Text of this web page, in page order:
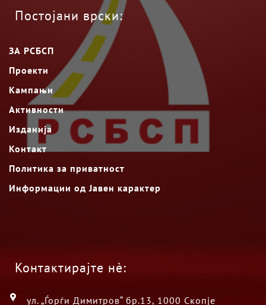
Постојани врски:
ЗА РСБСП
Проекти
Кампањи
Активности
Изданија
Контакт
Политика за приватност
Информации од Јавен карактер
Контактирајте нè:
ул. „Ѓорѓи Димитров“ бр.13, 1000 Скопје